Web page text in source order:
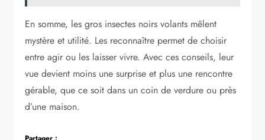
En somme, les gros insectes noirs volants mêlent
mystère et utilité. Les reconnaître permet de choisir
entre agir ou les laisser vivre. Avec ces conseils, leur
vue devient moins une surprise et plus une rencontre
gérable, que ce soit dans un coin de verdure ou près
d’une maison.